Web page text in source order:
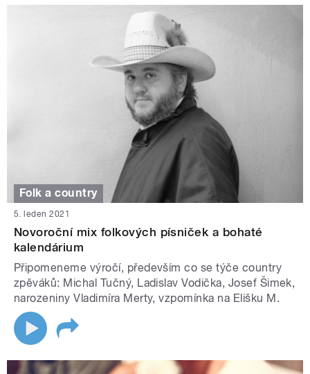
Folk a country
5. leden 2021
Novoroční mix folkových písniček a bohaté
kalendárium
Připomeneme výročí, především co se týče country
zpěváků: Michal Tučný, Ladislav Vodička, Josef Šimek,
narozeniny Vladimíra Merty, vzpomínka na Elišku M.